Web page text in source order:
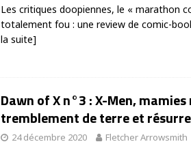
Les critiques doopiennes, le « marathon
totalement fou : une review de comic-
la suite]
Dawn of X n°3 : X-Men,
tremblement de terre et
24 décembre 2020 Fletcher Arrowsmith